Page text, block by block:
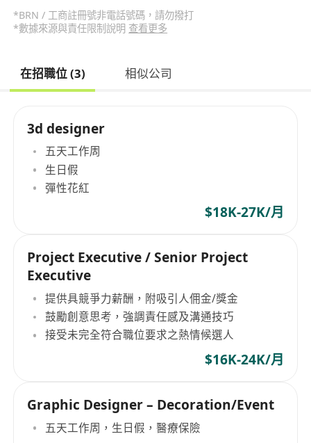
*BRN / 工商註冊號非電話號碼，請勿撥打
*數據來源與責任限制說明 查看更多
在招職位 (3) 相似公司
3d designer
五天工作周
生日假
彈性花紅
$18K-27K/月
Project Executive / Senior Project
Executive
提供具競爭力薪酬，附吸引人佣金/獎金
鼓勵創意思考，強調責任感及溝通技巧
接受未完全符合職位要求之熱情候選人
$16K-24K/月
Graphic Designer – Decoration/Event
五天工作周，生日假，醫療保險